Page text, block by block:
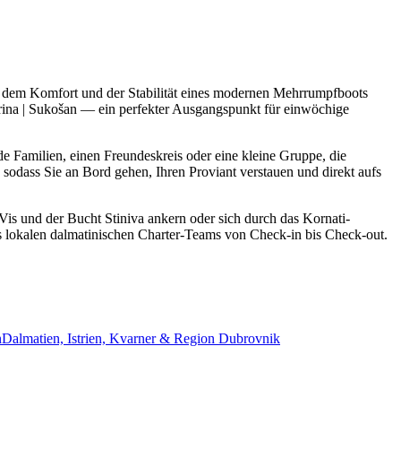
Komfort und der Stabilität eines modernen Mehrrumpfboots
| Sukošan — ein perfekter Ausgangspunkt für einwöchige
einen Freundeskreis oder eine kleine Gruppe, die
Sie an Bord gehen, Ihren Proviant verstauen und direkt aufs
und der Bucht Stiniva ankern oder sich durch das Kornati-
dalmatinischen Charter-Teams von Check-in bis Check-out.
Dalmatien, Istrien, Kvarner & Region Dubrovnik